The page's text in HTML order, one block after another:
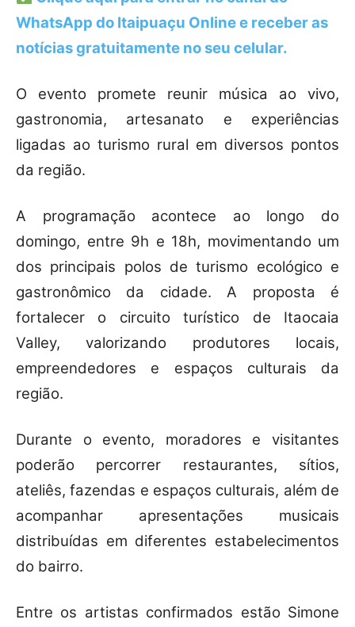
WhatsApp do Itaipuaçu Onlinee receber as
notícias gratuitamente no seu celular.
O evento promete reunir música ao vivo,
gastronomia, artesanato e experiências
ligadas ao turismo rural em diversos pontos
da região.
A programação acontece ao longo do
domingo, entre 9h e 18h, movimentando um
dos principais polos de turismo ecológico e
gastronômico da cidade. A proposta é
fortalecer o circuito turístico de Itaocaia
Valley, valorizando produtores locais,
empreendedores e espaços culturais da
região.
Durante o evento, moradores e visitantes
poderão percorrer restaurantes, sítios,
ateliês, fazendas e espaços culturais, além de
acompanhar apresentações musicais
distribuídas em diferentes estabelecimentos
do bairro.
Entre os artistas confirmados estão Simone